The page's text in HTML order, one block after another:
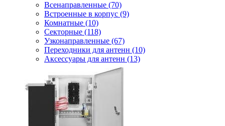
Всенаправленные (70)
Встроенные в корпус (9)
Комнатные (10)
Секторные (118)
Узконаправленные (67)
Переходники для антенн (10)
Аксессуары для антенн (13)